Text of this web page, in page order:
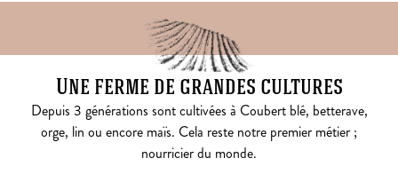
Une ferme de grandes cultures
Depuis 3 générations sont cultivées à Coubert blé, betterave,
orge, lin ou encore maïs. Cela reste notre premier métier ;
nourricier du monde.